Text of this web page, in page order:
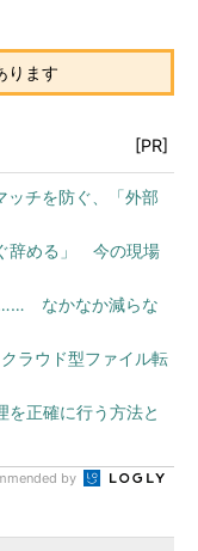
ります
[PR]
ッチを防ぐ、「外部
辞める」 今の現場
…… なかなか減らな
ラウド型ファイル転
を正確に行う方法と
by